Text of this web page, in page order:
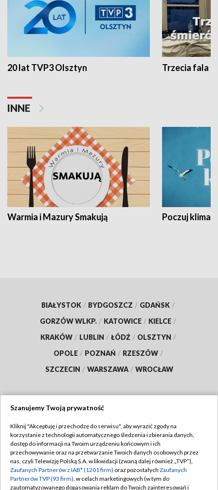
20 lat TVP3 Olsztyn Trzecia fala -
INNE
Warmia i Mazury Smakują Poczuj klimat
BIAŁYSTOK / BYDGOSZCZ / GDAŃSK /
GORZÓW WLKP. / KATOWICE / KIELCE /
KRAKÓW / LUBLIN / ŁÓDŹ / OLSZTYN /
OPOLE / POZNAŃ / RZESZÓW /
SZCZECIN / WARSZAWA / WROCŁAW
TVP
Abonament TVP
Emisja w TVP
Centrum informacji TVP
Regulamin TVP
Polityka prywatności
Moje zgody
Szanujemy Twoją prywatność
Kliknij "Akceptuję i przechodzę do serwisu", aby wyrazić zgody na
korzystanie z technologii automatycznego śledzenia i zbierania danych,
dostęp do informacji na Twoim urządzeniu końcowym i ich
przechowywanie oraz na przetwarzanie Twoich danych osobowych przez
nas, czyli Telewizję Polską S.A. w likwidacji (zwaną dalej również „TVP”),
Zaufanych Partnerów z IAB* (1201 firm) oraz pozostałych Zaufanych
Partnerów TVP (93 firm), w celach marketingowych (w tym do
zautomatyzowanego dopasowania reklam do Twoich zainteresowań i